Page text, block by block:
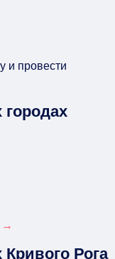
и провести
→
Рога